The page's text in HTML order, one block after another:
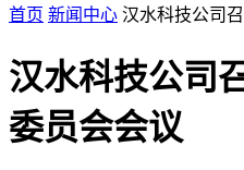
首页 新闻中心 汉水科技公司
汉水科技公司
委员会会议